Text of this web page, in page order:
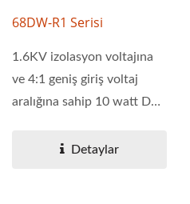
68DW-R1 Serisi
1.6KV izolasyon voltajına
ve 4:1 geniş giriş voltaj
aralığına sahip 10 watt DC-
Detaylar